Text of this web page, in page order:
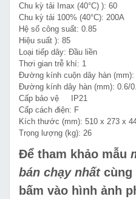
Chu kỳ tải Imax (40°C) ): 60
Chu kỳ tải 100% (40°C): 200A
Hệ số công suất: 0.85
Hiệu suất ): 85
Loại tiếp dây: Đầu liền
Thơi gian trễ khí: 1
Đường kính cuộn dây hàn (mm):
Đường kính dây hàn (mm): 0.6/
Cấp bảo vệ IP21
Cấp cách điện: F
Kích thước (mm): 510 x 273 x
Trọng lượng (kg): 26
Để tham khảo mẫu
bán chạy nhấtcùng
bấm vào hình ảnh